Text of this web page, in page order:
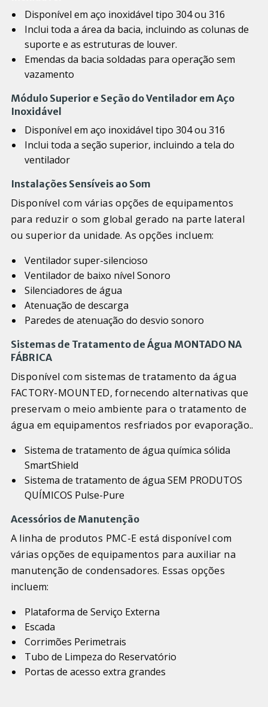
Disponível em aço inoxidável tipo 304 ou 316
Inclui toda a área da bacia, incluindo as colunas de
suporte e as estruturas de louver.
Emendas da bacia soldadas para operação sem
vazamento
Módulo Superior e Seção do Ventilador em Aço
Inoxidável
Disponível em aço inoxidável tipo 304 ou 316
Inclui toda a seção superior, incluindo a tela do
ventilador
Instalações Sensíveis ao Som
Disponível com várias opções de equipamentos
para reduzir o som global gerado na parte lateral
ou superior da unidade. As opções incluem:
Ventilador super-silencioso
Ventilador de baixo nível Sonoro
Silenciadores de água
Atenuação de descarga
Paredes de atenuação do desvio sonoro
Sistemas de Tratamento de Água MONTADO NA
FÁBRICA
Disponível com sistemas de tratamento da água
FACTORY-MOUNTED, fornecendo alternativas que
preservam o meio ambiente para o tratamento de
água em equipamentos resfriados por evaporação..
Sistema de tratamento de água química sólida
SmartShield
Sistema de tratamento de água SEM PRODUTOS
QUÍMICOS Pulse-Pure
Acessórios de Manutenção
A linha de produtos PMC-E está disponível com
várias opções de equipamentos para auxiliar na
manutenção de condensadores. Essas opções
incluem:
Plataforma de Serviço Externa
Escada
Corrimões Perimetrais
Tubo de Limpeza do Reservatório
Portas de acesso extra grandes